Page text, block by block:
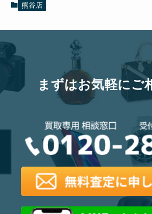
熊谷店
まずはお気軽にご